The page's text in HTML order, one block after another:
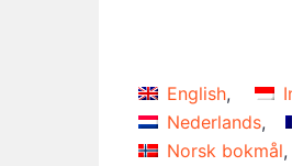
English
Nederlands
Norsk bokmål